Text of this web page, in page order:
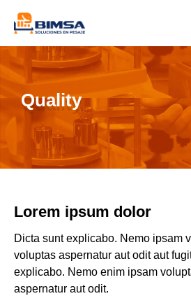
Quality
Lorem ipsum dolor
Dicta sunt explicabo. Nemo ipsam
voluptas aspernatur aut odit aut
explicabo. Nemo enim ipsam
aspernatur aut odit.